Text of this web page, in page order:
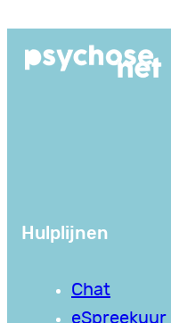
naar
Hulplijnen
Chat
eSpreekuur